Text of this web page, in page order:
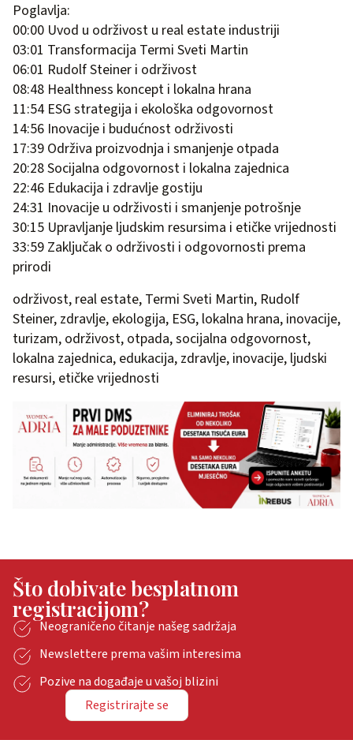
Poglavlja:
00:00 Uvod u održivost u real estate industriji
03:01 Transformacija Termi Sveti Martin
06:01 Rudolf Steiner i održivost
08:48 Healthness koncept i lokalna hrana
11:54 ESG strategija i ekološka odgovornost
14:56 Inovacije i budućnost održivosti
17:39 Održiva proizvodnja i smanjenje otpada
20:28 Socijalna odgovornost i lokalna zajednica
22:46 Edukacija i zdravlje gostiju
24:31 Inovacije u održivosti i smanjenje potrošnje
30:15 Upravljanje ljudskim resursima i etičke vrijednosti
33:59 Zaključak o održivosti i odgovornosti prema
prirodi
održivost, real estate, Termi Sveti Martin, Rudolf
Steiner, zdravlje, ekologija, ESG, lokalna hrana, inovacije,
turizam, održivost, otpada, socijalna odgovornost,
lokalna zajednica, edukacija, zdravlje, inovacije, ljudski
resursi, etičke vrijednosti
Što dobivate besplatnom
registracijom?
Neograničeno čitanje našeg sadržaja
Newslettere prema vašim interesima
Pozive na događaje u vašoj blizini
Registrirajte se